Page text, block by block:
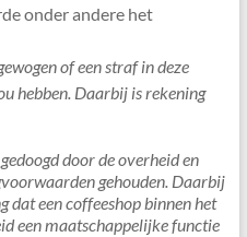
onder andere het
of een straf in deze
hebben. Daarbij is rekening
door de overheid en
gehouden. Daarbij
dat een coffeeshop binnen het
een maatschappelijke functie